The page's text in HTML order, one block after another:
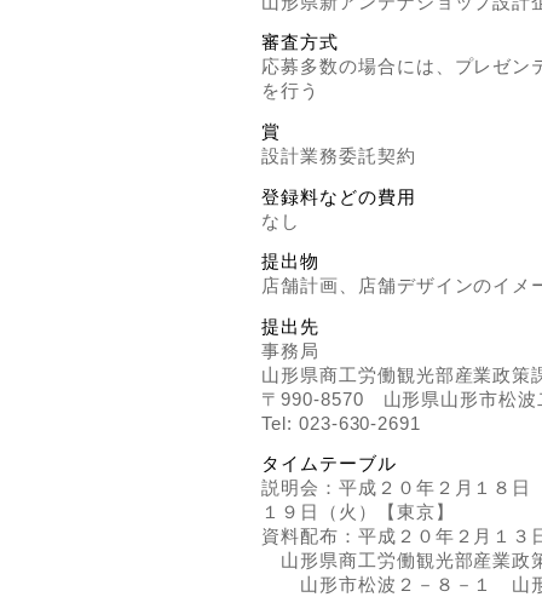
審査方式
応募多数の場合には、プレゼン
を行う
賞
設計業務委託契約
登録料などの費用
なし
提出物
店舗計画、店舗デザインのイメ
提出先
事務局
山形県商工労働観光部産業政策
〒990-8570 山形県山形市松波
Tel: 023-630-2691
タイムテーブル
説明会：平成２０年２月１８日
１９日（火）【東京】
資料配布：平成２０年２月１３
山形県商工労働観光部産業政
山形市松波２－８－１ 山